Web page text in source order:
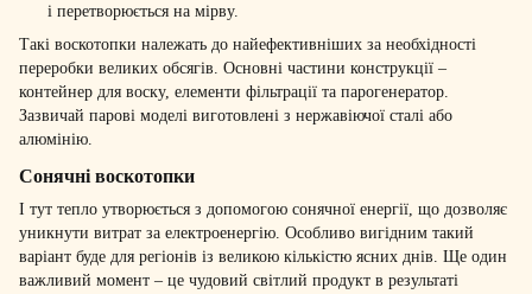
і перетворюється на мірву.
Такі воскотопки належать до найефективніших за необхідності
переробки великих обсягів. Основні частини конструкції –
контейнер для воску, елементи фільтрації та парогенератор.
Зазвичай парові моделі виготовлені з нержавіючої сталі або
алюмінію.
Сонячні воскотопки
І тут тепло утворюється з допомогою сонячної енергії, що дозволяє
уникнути витрат за електроенергію. Особливо вигідним такий
варіант буде для регіонів із великою кількістю ясних днів. Ще один
важливий момент – це чудовий світлий продукт в результаті